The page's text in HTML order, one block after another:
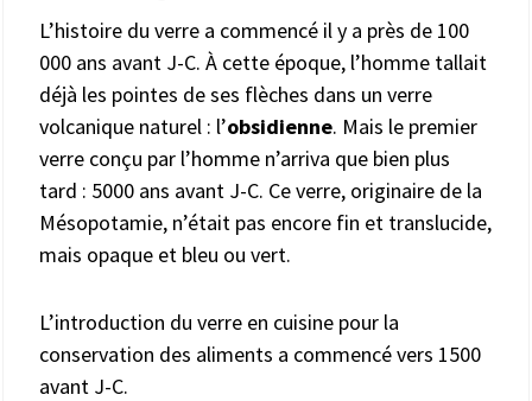
L’histoire du verre a commencé il y a près de 100
000 ans avant J-C. À cette époque, l’homme tallait
déjà les pointes de ses flèches dans un verre
volcanique naturel : l’obsidienne. Mais le premier
verre conçu par l’homme n’arriva que bien plus
tard : 5000 ans avant J-C. Ce verre, originaire de la
Mésopotamie, n’était pas encore fin et translucide,
mais opaque et bleu ou vert.
L’introduction du verre en cuisine pour la
conservation des aliments a commencé vers 1500
avant J-C.